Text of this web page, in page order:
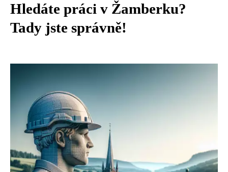
Hledáte práci v Žamberku?
Tady jste správně!